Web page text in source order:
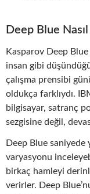
Deep Blue Nasıl
Kasparov Deep
insan gibi
çalışma prensibi
oldukça farklıydı.
bilgisayar, satranç
sezgisine değil,
Deep Blue saniyede
varyasyonu
birkaç hamleyi
verirler. Deep